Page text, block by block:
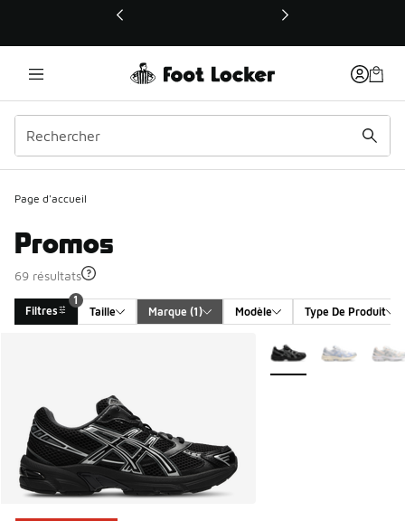
Ce lien ouvrira une nouvelle fenêtre
Page d'accueil
Promos
69 résultats
Filtres
1
Taille
Marque (1) Modèle Type De Produit
Plus de couleurs